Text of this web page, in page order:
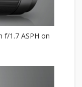
f/1.7 ASPH on